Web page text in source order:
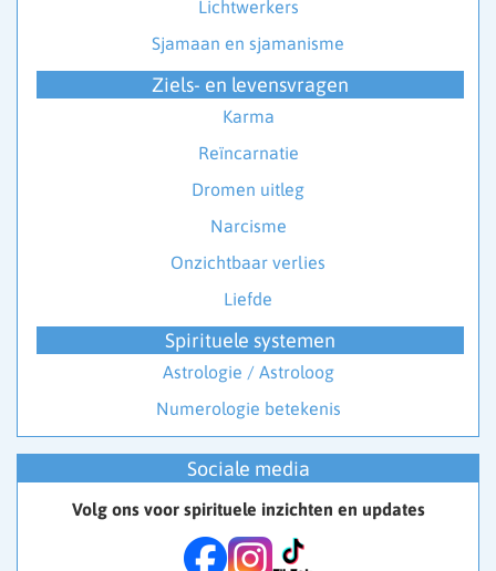
Lichtwerkers
Sjamaan en sjamanisme
Ziels- en levensvragen
Karma
Reïncarnatie
Dromen uitleg
Narcisme
Onzichtbaar verlies
Liefde
Spirituele systemen
Astrologie / Astroloog
Numerologie betekenis
Sociale media
Volg ons voor spirituele inzichten en updates